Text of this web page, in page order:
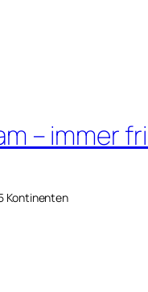
– immer
Kontinenten